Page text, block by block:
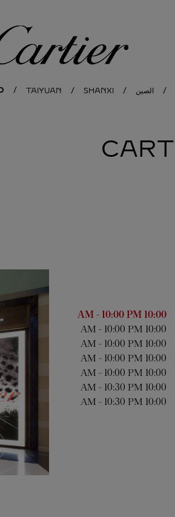
الصين SHANXI
TAIYUAN
الساعات
10:00 AM
- 10:00 PM
10:00 AM
- 10:00 PM
10:00 AM
- 10:00 PM
10:00 AM
- 10:00 PM
10:00 AM
- 10:00 PM
10:00 AM
- 10:30 PM
10:00 AM
- 10:30 PM